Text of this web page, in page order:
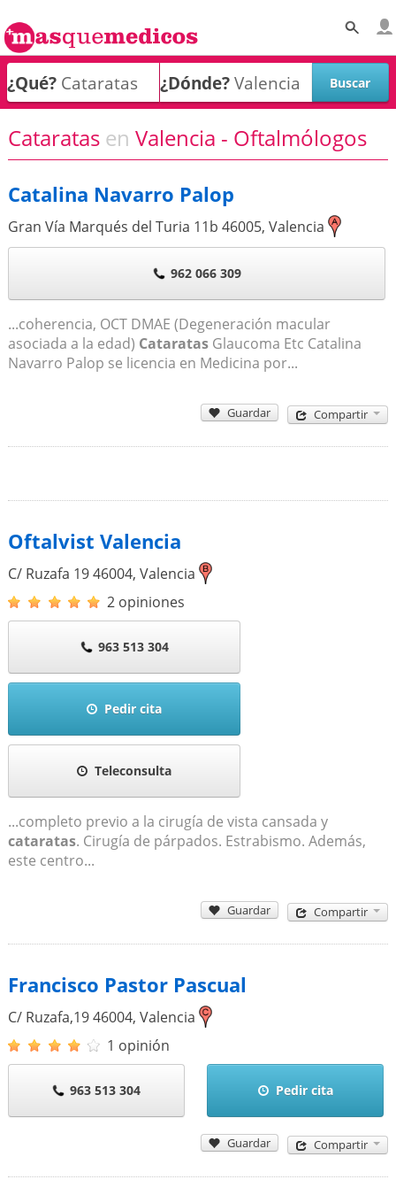
¿Qué? ¿Dónde?
Cataratas en Valencia - Oftalmólogos
Catalina Navarro Palop
Gran Vía Marqués del Turia 11b 46005, Valencia
962 066 309
...coherencia, OCT DMAE (Degeneración macular
asociada a la edad) CataratasGlaucoma Etc Catalina
Navarro Palop se licencia en Medicina por...
Guardar Compartir
Oftalvist Valencia
C/ Ruzafa 1946004, Valencia
2 opiniones
963 513 304
Pedir cita
Teleconsulta
...completo previo a la cirugía de vista cansada y
cataratas. Cirugía de párpados. Estrabismo. Además,
este centro...
Guardar Compartir
Francisco Pastor Pascual
C/ Ruzafa,1946004, Valencia
1 opinión
963 513 304 Pedir cita
Guardar Compartir